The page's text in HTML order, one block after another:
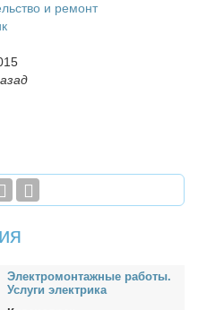
и ремонт
Элек­тро­мон­таж­ные ра­бо­ты.
Услу­ги элек­три­ка